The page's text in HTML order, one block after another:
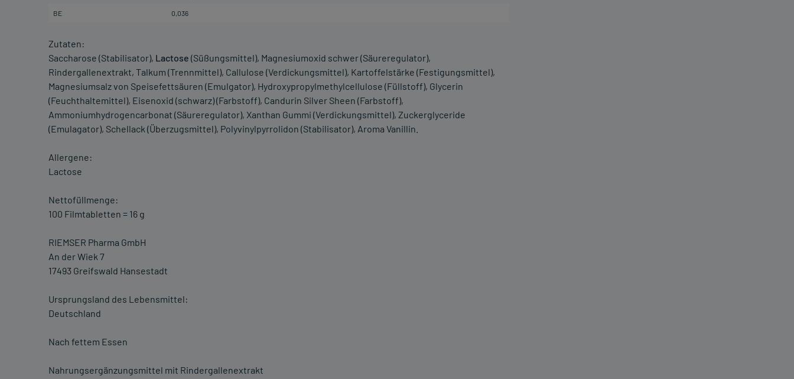
BE 0,036
Zutaten:
Saccharose (Stabilisator), Lactose (Süßungsmittel), Magnesiumoxid schwer (Säureregulator),
Rindergallenextrakt, Talkum (Trennmittel), Callulose (Verdickungsmittel), Kartoffelstärke (Festigungsmittel),
Magnesiumsalz von Speisefettsäuren (Emulgator), Hydroxypropylmethylcellulose (Füllstoff), Glycerin
(Feuchthaltemittel), Eisenoxid (schwarz) (Farbstoff), Candurin Silver Sheen (Farbstoff),
Ammoniumhydrogencarbonat (Säureregulator), Xanthan Gummi (Verdickungsmittel), Zuckerglyceride
(Emulagator), Schellack (Überzugsmittel), Polyvinylpyrrolidon (Stabilisator), Aroma Vanillin.
Allergene:
Lactose
Nettofüllmenge:
100 Filmtabletten = 16 g
RIEMSER Pharma GmbH
An der Wiek 7
17493 Greifswald Hansestadt
Ursprungsland des Lebensmittel:
Deutschland
Nach fettem Essen
Nahrungsergänzungsmittel mit Rindergallenextrakt